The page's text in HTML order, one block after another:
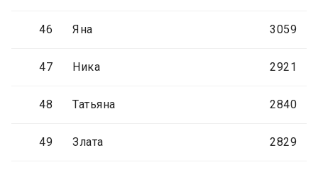
46 Яна 3059
47 Ника 2921
48 Татьяна 2840
49 Злата 2829